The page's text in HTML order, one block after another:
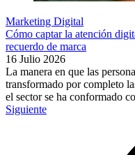
Marketing Digital
Cómo captar la atención
recuerdo de marca
16 Julio 2026
La manera en que las
transformado por completo
el sector se ha conformado
Siguiente